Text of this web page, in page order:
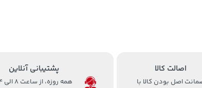
اصالت کالا
اصل بودن کالا با
پشتیبانی آنلاین
همه